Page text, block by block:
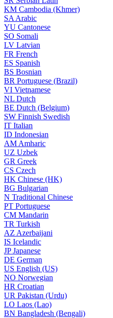
KM Cambodia (Khmer)
SA Arabic
YU Cantonese
SO Somali
LV Latvian
FR French
ES Spanish
BS Bosnian
BR Portuguese (Brazil)
VI Vietnamese
NL Dutch
BE Dutch (Belgium)
SW Finnish Swedish
IT Italian
ID Indonesian
AM Amharic
UZ Uzbek
GR Greek
CS Czech
HK Chinese (HK)
BG Bulgarian
N Traditional Chinese
PT Portuguese
CM Mandarin
TR Turkish
AZ Azerbaijani
IS Icelandic
JPJapanese
DE German
US English (US)
NO Norwegian
HR Croatian
UR Pakistan (Urdu)
LO Laos (Lao)
BN Bangladesh (Bengali)